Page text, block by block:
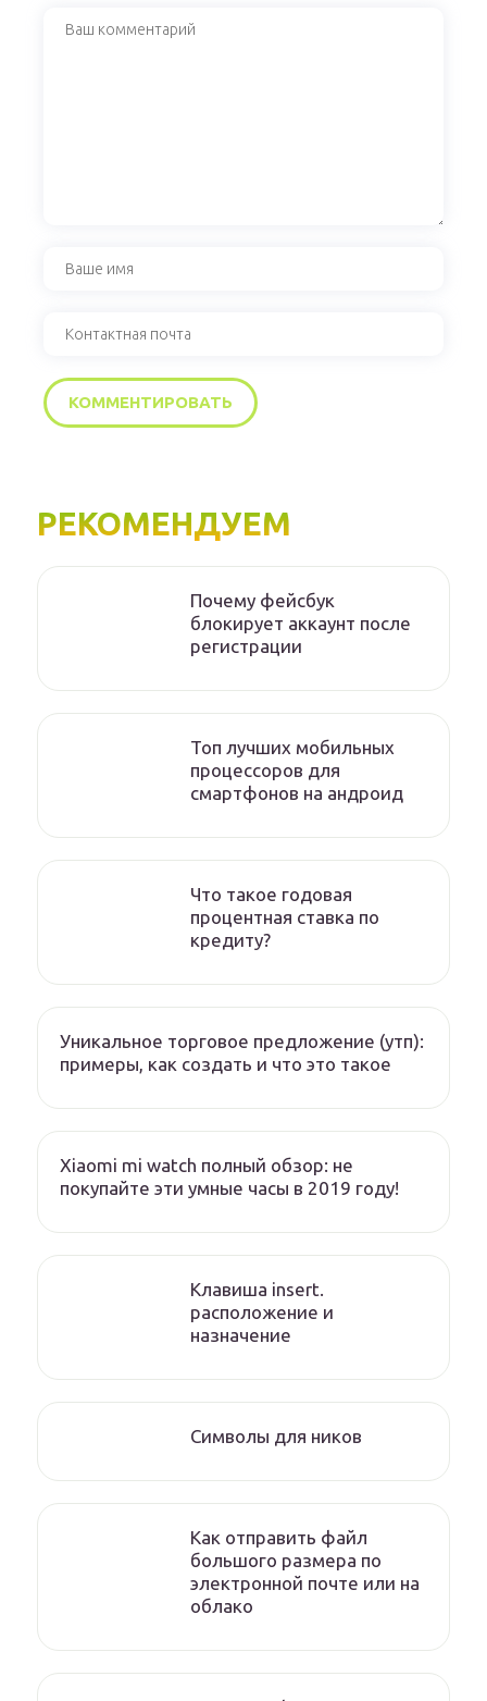
РЕКОМЕНДУЕМ
Почему фейсбук
блокирует аккаунт после
регистрации
Топ лучших мобильных
процессоров для
смартфонов на андроид
Что такое годовая
процентная ставка по
кредиту?
Уникальное торговое предложение (утп):
примеры, как создать и что это такое
Xiaomi mi watch полный обзор: не
покупайте эти умные часы в 2019 году!
Клавиша insert.
расположение и
назначение
Символы для ников
Как отправить файл
большого размера по
электронной почте или на
облако